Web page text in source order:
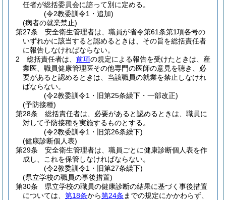
任者が総括委員会に諮って別に定める。
(令2教委訓令1・追加)
(病者の就業禁止)
第27条
安全衛生管理者は、職員が省令第61条第1項各号の
いずれかに該当すると認めるときは、その旨を総括責任者
に報告しなければならない。
2
総括責任者は、 前項の規定による報告を受けたときは、産
業医、職員健康管理医その他専門の医師の意見を聴き、必
要があると認めるときは、当該職員の就業を禁止しなけれ
ばならない。
(令2教委訓令1・旧第25条繰下・一部改正)
(予防接種)
第28条
総括責任者は、必要があると認めるときは、職員に
対して予防接種を実施するものとする。
(令2教委訓令1・旧第26条繰下)
(健康診断個人表)
第29条
安全衛生管理者は、職員ごとに健康診断個人表を作
成し、これを保管しなければならない。
(令2教委訓令1・旧第27条繰下)
(県立学校の職員の事後措置)
第30条
県立学校の職員の健康診断の結果に基づく事後措置
については、 第18条から第24条 までの規定にかかわらず、